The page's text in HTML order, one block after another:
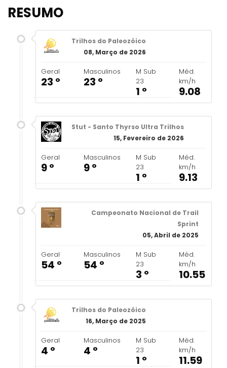
RESUMO
Trilhos do Paleozóico
08, Março de 2026
Geral
23 º
Masculinos
23 º
M Sub
23
1 º
Méd.
km/h
9.08
Stut - Santo Thyrso Ultra Trilhos
15, Fevereiro de 2026
Geral
9 º
Masculinos
9 º
M Sub
23
1 º
Méd.
km/h
9.13
Campeonato Nacional de Trail
Sprint
05, Abril de 2025
Geral
54 º
Masculinos
54 º
M Sub
23
3 º
Méd.
km/h
10.55
Trilhos do Paleozóico
16, Março de 2025
Geral
4 º
Masculinos
4 º
M Sub
23
1 º
Méd.
km/h
11.59